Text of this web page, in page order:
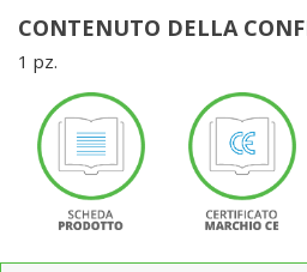
CONTENUTO DELLA
1 pz.